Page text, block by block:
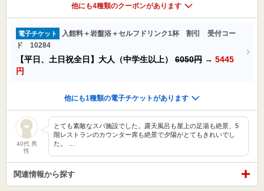
他にも4種類のクーポンがあります
電子チケット
入館料＋岩盤浴＋セルフドリンク1杯 割引 受付コー
ド 10284
【平日、土日祝全日】大人（中学生以上） 6050円 → 5445
円
他にも1種類の電子チケットがあります
40代 男
性
とても素敵なスパ施設でした。露天風呂も屋上の足湯も絶景、5
階レストランのカウンター席も絶景で夕陽がとてもきれいでし
た。 …
関連情報から探す